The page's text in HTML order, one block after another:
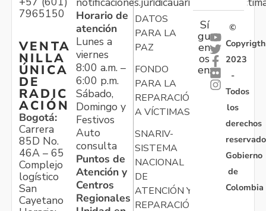
7965150
VENTA
NILLA
ÚNICA
DE
RADIC
ACIÓN
Bogotá:
Carrera
85D No.
46A – 65
Complejo
logístico
San
Cayetano
Horario de
atención
Lunes a
viernes
8:00 a.m. –
6:00 p.m.
Sábado,
Domingo y
Festivos
Auto
consulta
Puntos de
Atención y
Centros
Regionales
DATOS
PARA LA
PAZ
FONDO
PARA LA
REPARACIÓN
A VÍCTIMAS
SNARIV-
SISTEMA
NACIONAL
DE
ATENCIÓN Y
REPARACIÓN
Sí
gu
en
os
en:
©
Copyrigth
2023
-
Todos
los
derechos
Gobierno
de
Colombia